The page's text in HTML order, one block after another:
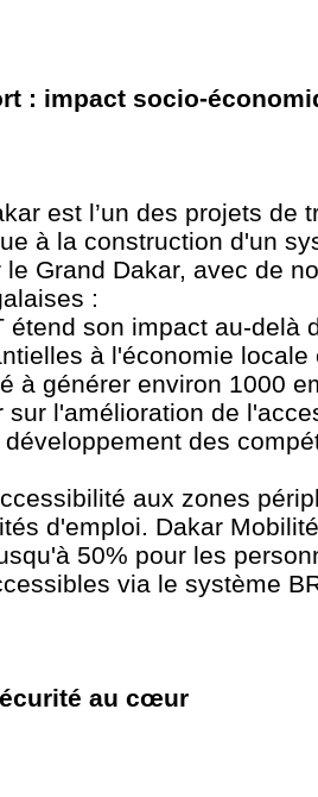
: impact socio-
est l’un des projets
à la construction d'un
Grand Dakar, avec de
:
étend son impact au-
à l'économie
à générer environ 1000
sur l'amélioration de
des
aux zones
d'emploi. Dakar
50% pour les
via le système
au cœur